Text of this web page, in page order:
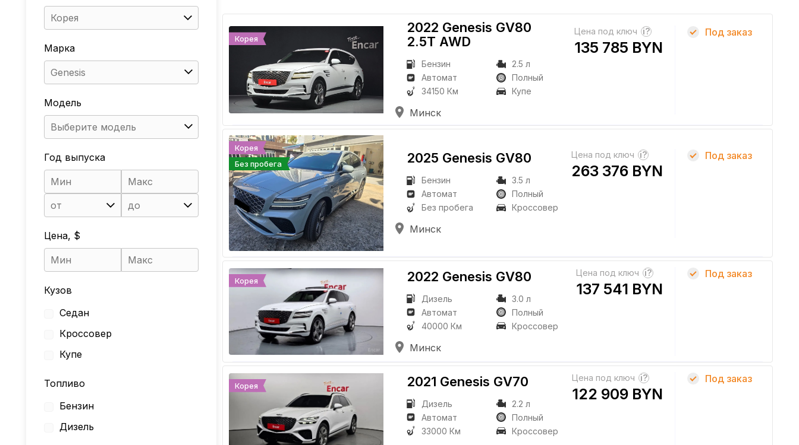
Корея
Марка
Genesis
Модель
Выберите модель
Год выпуска
от до
Цена, $
Кузов
Седан
Кроссовер
Купе
Топливо
Бензин
Дизель
Корея
2022 Genesis GV80
2.5T AWD
Бензин
2.5 л
Автомат
Полный
34150 Км
Купе
Минск
Цена под ключ ?
135 785 BYN
Под заказ
Корея
Без пробега
2025 Genesis GV80
Бензин
3.5 л
Автомат
Полный
Без пробега
Кроссовер
Минск
Цена под ключ ?
263 376 BYN
Под заказ
Корея 2022 Genesis GV80
Дизель
3.0 л
Автомат
Полный
40000 Км
Кроссовер
Минск
Цена под ключ ?
137 541 BYN
Под заказ
Корея 2021 Genesis GV70
Дизель
2.2 л
Автомат
Полный
33000 Км
Кроссовер
Цена под ключ ?
122 909 BYN
Под заказ